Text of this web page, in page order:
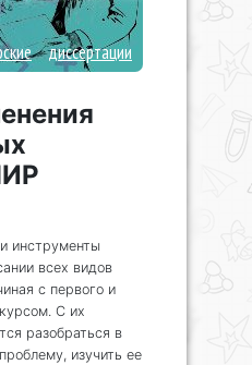
диссертации
инструменты
всех видов
с первого и
С их
разобраться в
изучить ее